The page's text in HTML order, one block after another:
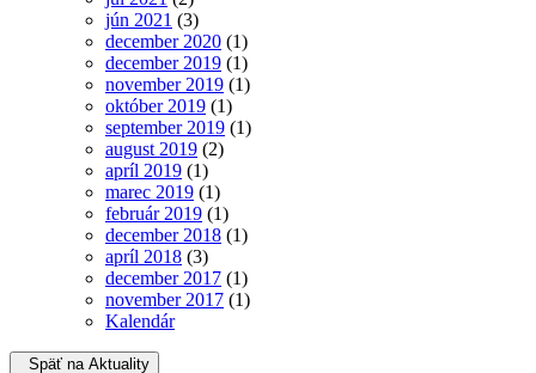
jún 2021 (3)
december 2020 (1)
december 2019 (1)
november 2019 (1)
október 2019 (1)
september 2019 (1)
august 2019 (2)
apríl 2019 (1)
marec 2019 (1)
február 2019 (1)
december 2018 (1)
apríl 2018 (3)
december 2017 (1)
november 2017 (1)
Kalendár
Späť na Aktuality